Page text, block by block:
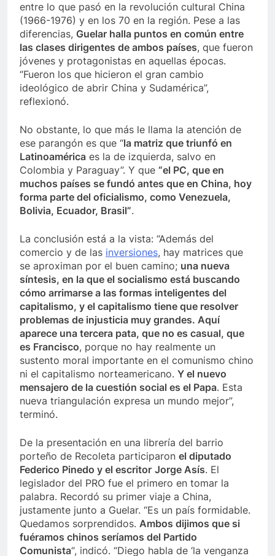
entre lo que pasó en la revolución cultural China
(1966-1976) y en los 70 en la región. Pese a las
diferencias, Guelar halla puntos en común entre
las clases dirigentes de ambos países, que fueron
jóvenes y protagonistas en aquellas épocas.
“Fueron los que hicieron el gran cambio
ideológico de abrir China y Sudamérica”,
reflexionó.
No obstante, lo que más le llama la atención de
ese parangón es que “la matriz que triunfó en
Latinoamérica es la de izquierda, salvo en
Colombia y Paraguay”. Y que “el PC, que en
muchos países se fundó antes que en China, hoy
forma parte del oficialismo, como Venezuela,
Bolivia, Ecuador, Brasil”.
La conclusión está a la vista: “Además del
comercio y de las inversiones, hay matrices que
se aproximan por el buen camino; una nueva
síntesis, en la que el socialismo está buscando
cómo arrimarse a las formas inteligentes del
capitalismo, y el capitalismo tiene que resolver
problemas de injusticia muy grandes. Aquí
aparece una tercera pata, que no es casual, que
es Francisco, porque no hay realmente un
sustento moral importante en el comunismo chino
ni el capitalismo norteamericano. Y el nuevo
mensajero de la cuestión social es el Papa. Esta
nueva triangulación expresa un mundo mejor”,
terminó.
De la presentación en una librería del barrio
porteño de Recoleta participaron el diputado
Federico Pinedo y el escritor Jorge Asís. El
legislador del PRO fue el primero en tomar la
palabra. Recordó su primer viaje a China,
justamente junto a Guelar. “Es un país formidable.
Quedamos sorprendidos. Ambos dijimos que si
fuéramos chinos seríamos del Partido
Comunista“, indicó. “Diego habla de ‘la venganza